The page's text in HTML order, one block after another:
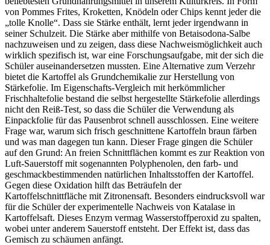
von Pommes Frites, Kroketten, Knödeln oder Chips kennt jeder die
„tolle Knolle“. Dass sie Stärke enthält, lernt jeder irgendwann in
seiner Schulzeit. Die Stärke aber mithilfe von Betaisodona-Salbe
nachzuweisen und zu zeigen, dass diese Nachweismöglichkeit auch
wirklich spezifisch ist, war eine Forschungsaufgabe, mit der sich die
Schüler auseinandersetzen mussten. Eine Alternative zum Verzehr
bietet die Kartoffel als Grundchemikalie zur Herstellung von
Stärkefolie. Im Eigenschafts-Vergleich mit herkömmlicher
Frischhaltefolie bestand die selbst hergestellte Stärkefolie allerdings
nicht den Reiß-Test, so dass die Schüler die Verwendung als
Einpackfolie für das Pausenbrot schnell ausschlossen. Eine weitere
Frage war, warum sich frisch geschnittene Kartoffeln braun färben
und was man dagegen tun kann. Dieser Frage gingen die Schüler
auf den Grund: An freien Schnittflächen kommt es zur Reaktion von
Luft-Sauerstoff mit sogenannten Polyphenolen, den farb- und
geschmackbestimmenden natürlichen Inhaltsstoffen der Kartoffel.
Gegen diese Oxidation hilft das Beträufeln der
Kartoffelschnittfläche mit Zitronensaft. Besonders eindrucksvoll war
für die Schüler der experimentelle Nachweis von Katalase in
Kartoffelsaft. Dieses Enzym vermag Wasserstoffperoxid zu spalten,
wobei unter anderem Sauerstoff entsteht. Der Effekt ist, dass das
Gemisch zu schäumen anfängt.